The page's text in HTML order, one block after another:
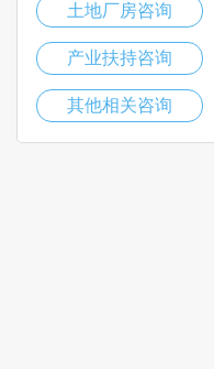
土地厂房咨询
产业扶持咨询
其他相关咨询